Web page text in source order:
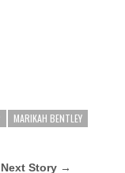
MARIKAH BENTLEY
Next Story →